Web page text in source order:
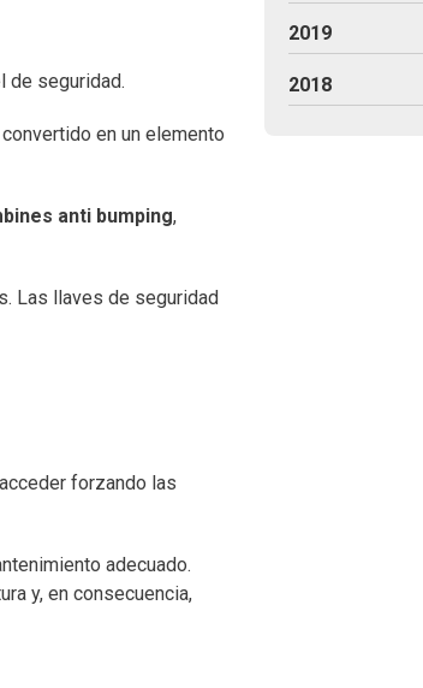
de seguridad.
en un elemento
anti bumping,
Las llaves de seguridad
forzando las
adecuado.
y, en consecuencia,
2019
2018